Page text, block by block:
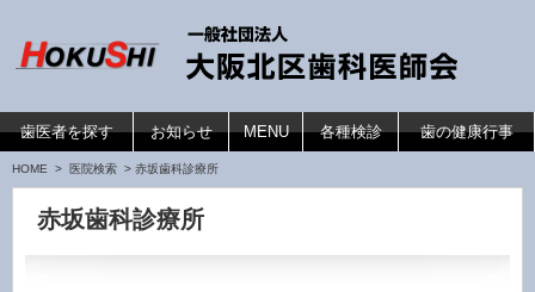
コンテンツへ移動
歯医者を探す お知らせ MENU 各種検診 歯の健康行事
HOME > 医院検索 > 赤坂歯科診療所
赤坂歯科診療所